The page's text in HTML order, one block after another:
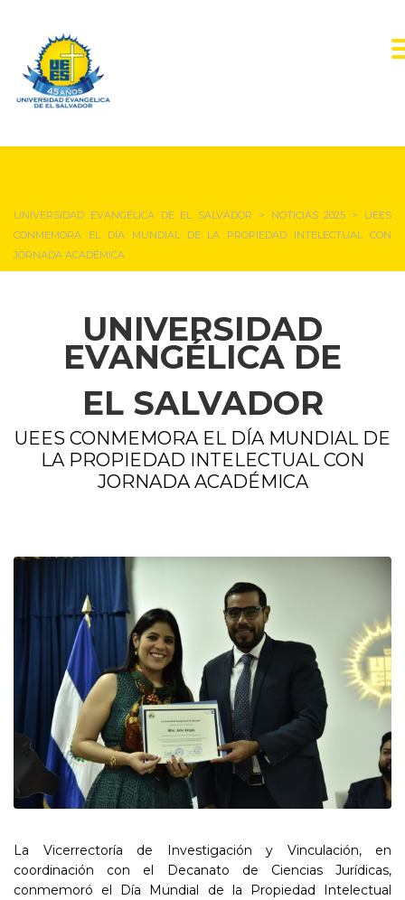
UNIVERSIDAD EVANGÉLICA DE EL SALVADOR > NOTICIAS 2025 > UEES
CONMEMORA EL DÍA MUNDIAL DE LA PROPIEDAD INTELECTUAL CON
JORNADA ACADÉMICA
UNIVERSIDAD
EVANGÉLICA DE
EL SALVADOR
UEES CONMEMORA EL DÍA MUNDIAL DE
LA PROPIEDAD INTELECTUAL CON
JORNADA ACADÉMICA
La Vicerrectoría de Investigación y Vinculación, en
coordinación con el Decanato de Ciencias Jurídicas,
conmemoró el Día Mundial de la Propiedad Intelectual